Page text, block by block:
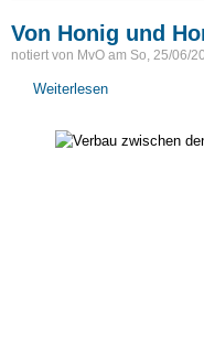
Von Honig und
notiert von MvO am So, 25/06/
Weiterlesen
Honig